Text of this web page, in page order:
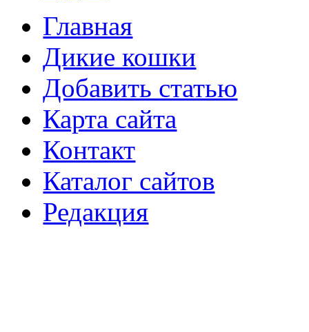
Главная
Дикие кошки
Добавить статью
Карта сайта
Контакт
Каталог сайтов
Редакция